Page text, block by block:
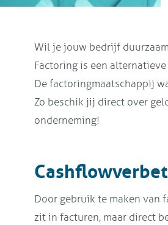
Wil je jouw bedrijf
Factoring is een
De factoringmaatschappij
Zo beschik jij direct over
onderneming!
Door gebruik te maken van
zit in facturen, maar direct